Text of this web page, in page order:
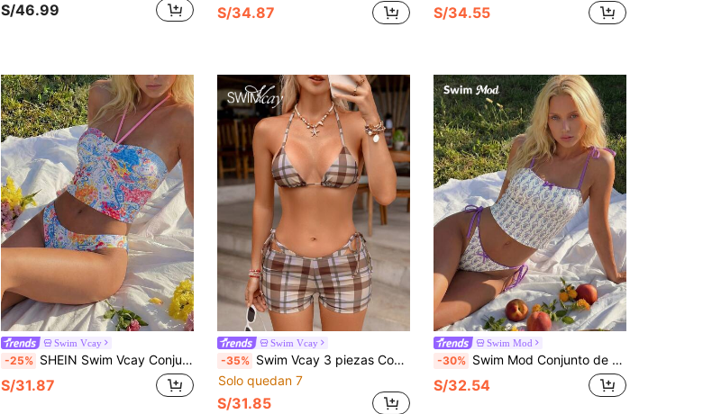
S/46.99 S/34.87 S/34.55
Swim Vcay
-25% SHEIN Swim Vcay Conjunto de tankini de 2 piezas con estampado de paisley colorido y cuello halter para mujeres, nueva llegada de trajes de baño para mujeres verano 2026. Adecuado para vacaciones, citas, té de la tarde, estilo occidental, cruceros, playa, isla, viajes por carretera, todas las estaciones, festivales de música, vacaciones bohemias, vacaciones bohemias, otoño relajado, estilo occidental bohemio, blusas elegantes para mujeres, conjunto de bikinis de 2 piezas para mujeres, trajes de baño festivos para mujeres, trajes de baño Zestiva de 2 piezas
S/31.87
Swim Vcay
-35% Swim Vcay 3 piezas Conjunto de bikini de mujer con estampado de cuadros y atar, traje de baño de moda para fiesta, primavera/verano
Solo quedan 7
S/31.85
Swim Mod
-30% Swim Mod Conjunto de traje de baño de dos piezas para mujer con lazo, estampado floral fresco y ribete de encaje, nuevo para primavera/verano
S/32.54